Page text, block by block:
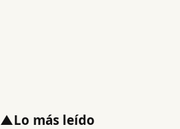
▲Lo más leído